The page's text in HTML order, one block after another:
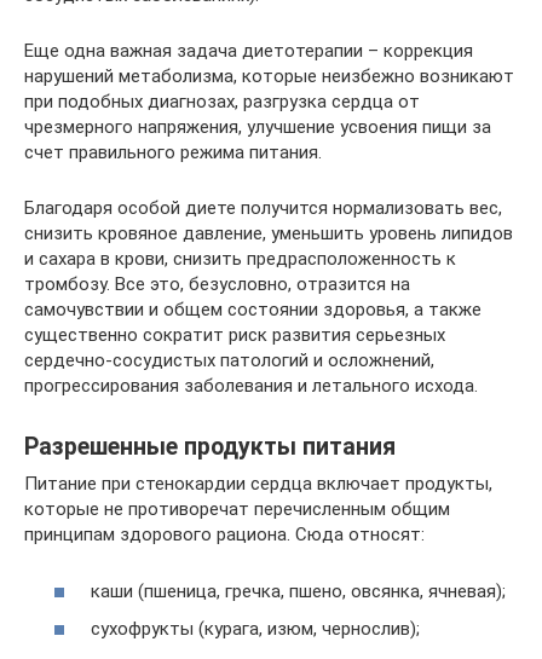
Еще одна важная задача диетотерапии – коррекция
нарушений метаболизма, которые неизбежно возникают
при подобных диагнозах, разгрузка сердца от
чрезмерного напряжения, улучшение усвоения пищи за
счет правильного режима питания.
Благодаря особой диете получится нормализовать вес,
снизить кровяное давление, уменьшить уровень липидов
и сахара в крови, снизить предрасположенность к
тромбозу. Все это, безусловно, отразится на
самочувствии и общем состоянии здоровья, а также
существенно сократит риск развития серьезных
сердечно-сосудистых патологий и осложнений,
прогрессирования заболевания и летального исхода.
Разрешенные продукты питания
Питание при стенокардии сердца включает продукты,
которые не противоречат перечисленным общим
принципам здорового рациона. Сюда относят:
каши (пшеница, гречка, пшено, овсянка, ячневая);
сухофрукты (курага, изюм, чернослив);